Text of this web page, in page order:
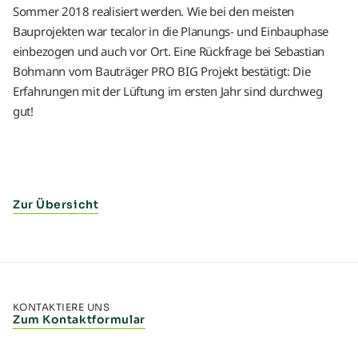
Sommer 2018 realisiert werden. Wie bei den meisten
Bauprojekten war tecalor in die Planungs- und Einbauphase
einbezogen und auch vor Ort. Eine Rückfrage bei Sebastian
Bohmann vom Bauträger PRO BIG Projekt bestätigt: Die
Erfahrungen mit der Lüftung im ersten Jahr sind durchweg
gut!
Zur Übersicht
KONTAKTIERE UNS
Zum Kontaktformular